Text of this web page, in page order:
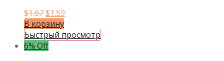
$1.67Первоначальная
цена
составляла
$1.67.
$1.59
$1.59.
В корзину
Быстрый просмотр
6% Off